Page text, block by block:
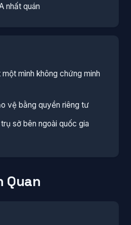
nhất quán
mình không chứng minh
vệ bằng quyền riêng tư
sở bên ngoài quốc gia
Quan